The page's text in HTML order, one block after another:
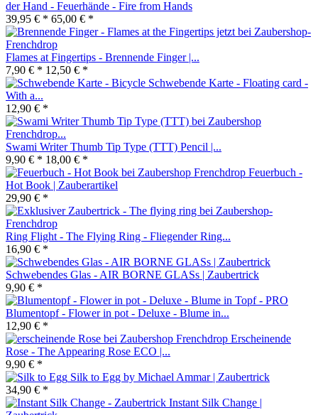
der Hand - Feuerhände - Fire from Hands
39,95 € * 65,00 € *
Flames at Fingertips - Brennende Finger |...
7,90 € * 12,50 € *
Schwebende Karte - Floating card -
With a...
12,90 € *
Swami Writer Thumb Tip Type (TTT) Pencil |...
9,90 € * 18,00 € *
Feuerbuch -
Hot Book | Zauberartikel
29,90 € *
Ring Flight - The Flying Ring - Fliegender Ring...
16,90 € *
Schwebendes Glas - AIR BORNE GLASs | Zaubertrick
9,90 € *
Blumentopf - Flower in pot - Deluxe - Blume in...
12,90 € *
Erscheinende
Rose - The Appearing Rose ECO |...
9,90 € *
Silk to Egg by Michael Ammar | Zaubertrick
34,90 € *
Instant Silk Change |